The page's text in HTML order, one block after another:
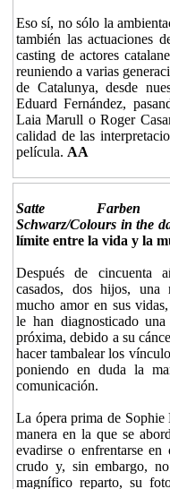
Eso sí, no sólo la
también las actuaciones
casting de actores
reuniendo a varias
de Catalunya, desde
Eduard Fernández,
Laia Marull o Roger
calidad de las
película. AA
Satte
Schwarz/Colours in the
límite entre la vida y la
Después de cincuenta
casados, dos hijos, una
mucho amor en sus
le han diagnosticado una
próxima, debido a su
hacer tambalear los
poniendo en duda la
comunicación.
La ópera prima de
manera en la que se
evadirse o enfrentarse
crudo y, sin embargo,
magnífico reparto, su